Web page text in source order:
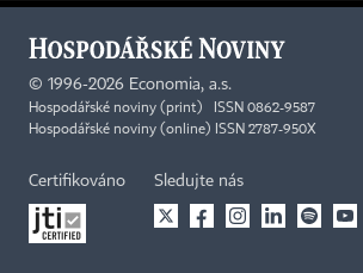
© 1996-2026 Economia, a.s.
Hospodářské noviny (print) ISSN 0862-9587
Hospodářské noviny (online) ISSN 2787-950X
Certifikováno Sledujte nás